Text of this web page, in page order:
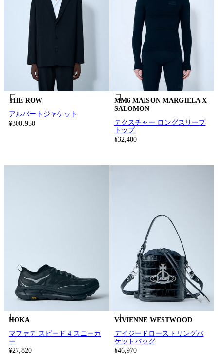
THE ROW
アルバートジャケット
¥300,950
MM6 MAISON MARGIELA X
SALOMON
テクスチャー ロングスリーブ
トップ
¥32,400
HOKA
マファテ スピード 4 スニーカ
ー
¥27,820
VIVIENNE WESTWOOD
デイジードローストリングバ
ケットバッグ
¥46,970